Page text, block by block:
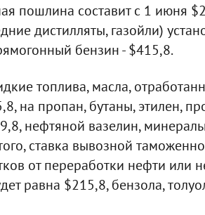
пошлина составит с 1 июня
дистилляты, газойли)
бензин - $415,8.
топлива, масла,
на пропан, бутаны, этилен,
нефтяной вазелин,
ставка вывозной
от переработки нефти или
равна $215,8, бензола,